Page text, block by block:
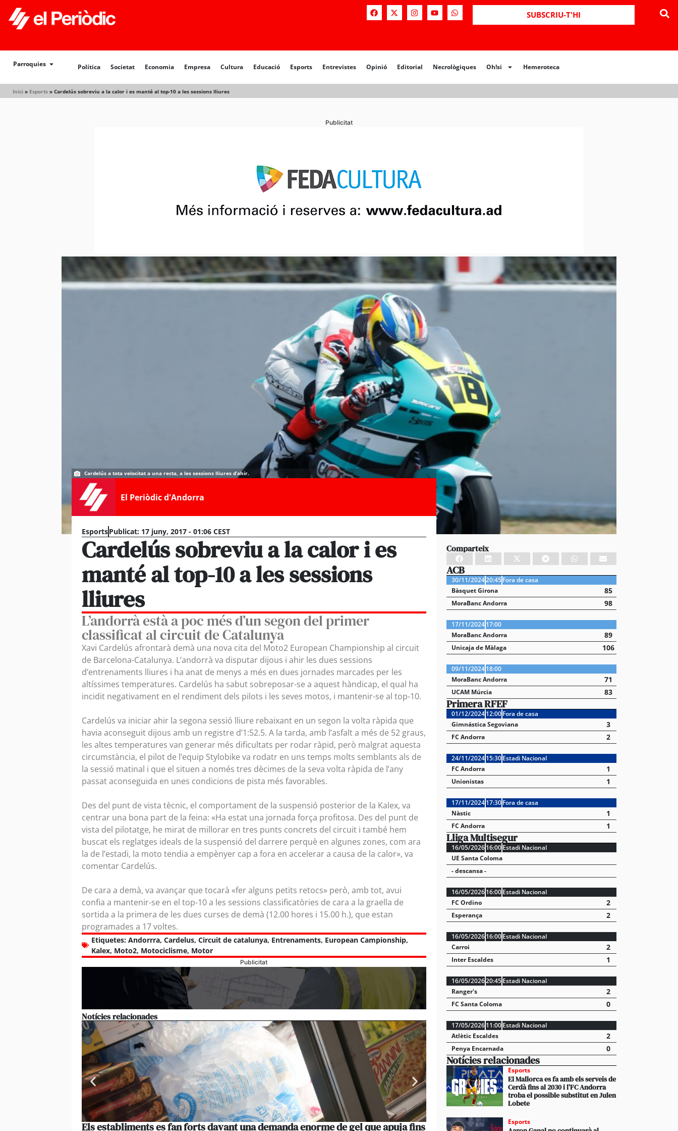
SUBSCRIU-T'HI
Parroquies Política Societat Economia Empresa Cultura Educació Esports Entrevistes Opinió Editorial Necrològiques Oh!si Hemeroteca
Inici » Esports » Cardelús sobreviu a la calor i es manté al top-10 a les sessions lliures
Política Societat Opinió Editorial Necrològiques Hemeroteca
Publicitat
Cardelús a tota velocitat a una recta, a les sessions lliures d’ahir.
El Periòdic d'Andorra
EsportsPublicat: 17 juny, 2017 - 01:06 CEST
Cardelús sobreviu a la calor i es
manté al top-10 a les sessions
lliures
L’andorrà està a poc més d’un segon del primer
classificat al circuit de Catalunya
Xavi Cardelús afrontarà demà una nova cita del Moto2 European Championship al circuit
de Barcelona-Catalunya. L’andorrà va disputar dijous i ahir les dues sessions
d’entrenaments lliures i ha anat de menys a més en dues jornades marcades per les
altíssimes temperatures. Cardelús ha sabut sobreposar-se a aquest hàndicap, el qual ha
incidit negativament en el rendiment dels pilots i les seves motos, i mantenir-se al top-10.
Cardelús va iniciar ahir la segona sessió lliure rebaixant en un segon la volta ràpida que
havia aconseguit dijous amb un registre d’1:52.5. A la tarda, amb l’asfalt a més de 52 graus,
les altes temperatures van generar més dificultats per rodar ràpid, però malgrat aquesta
circumstància, el pilot de l’equip Stylobike va rodatr en uns temps molts semblants als de
la sessió matinal i que el situen a només tres dècimes de la seva volta ràpida de l’any
passat aconseguida en unes condicions de pista més favorables.
Des del punt de vista tècnic, el comportament de la suspensió posterior de la Kalex, va
centrar una bona part de la feina: «Ha estat una jornada força profitosa. Des del punt de
vista del pilotatge, he mirat de millorar en tres punts concrets del circuit i també hem
buscat els reglatges ideals de la suspensió del darrere perquè en algunes zones, com ara
la de l’estadi, la moto tendia a empènyer cap a fora en accelerar a causa de la calor», va
comentar Cardelús.
De cara a demà, va avançar que tocarà «fer alguns petits retocs» però, amb tot, avui
confia a mantenir-se en el top-10 a les sessions classificatòries de cara a la graella de
sortida a la primera de les dues curses de demà (12.00 hores i 15.00 h.), que estan
programades a 17 voltes.
Etiquetes: Andorrra, Cardelus, Circuit de catalunya, Entrenaments, European Campionship,
Kalex, Moto2, Motociclisme, Motor
Publicitat
Notícies relacionades
Els establiments es fan forts davant una demanda enorme de gel que apuja fins La pesca sense mort continua creixent en popularitat en
Comparteix
ACB
30/11/202420:45 Fora de casa
Bàsquet Girona
85
MoraBanc Andorra 98
17/11/2024 17:00
MoraBanc Andorra
89
Unicaja de Màlaga 106
09/11/2024 18:00
MoraBanc Andorra
71
UCAM Múrcia 83
Primera RFEF
01/12/2024 12:00 Fora de casa
Gimnástica Segoviana
3
FC Andorra 2
24/11/2024 15:30 Estadi Nacional
FC Andorra
1
Unionistas 1
17/11/2024 17:30 Fora de casa
Nàstic
1
FC Andorra 1
Lliga Multisegur
16/05/2026 16:00 Estadi Nacional
UE Santa Coloma
- descansa -
16/05/2026 16:00 Estadi Nacional
FC Ordino
2
Esperança 2
16/05/2026 16:00 Estadi Nacional
Carroi
2
Inter Escaldes 1
16/05/202620:45 Estadi Nacional
Ranger's
2
FC Santa Coloma 0
17/05/2026 11:00 Estadi Nacional
Atlètic Escaldes
2
Penya Encarnada 0
Notícies relacionades
Esports
El Mallorca es fa amb els serveis de
Cerdà fins al 2030 i l’FC Andorra
troba el possible substitut en Julen
Lobete
Esports